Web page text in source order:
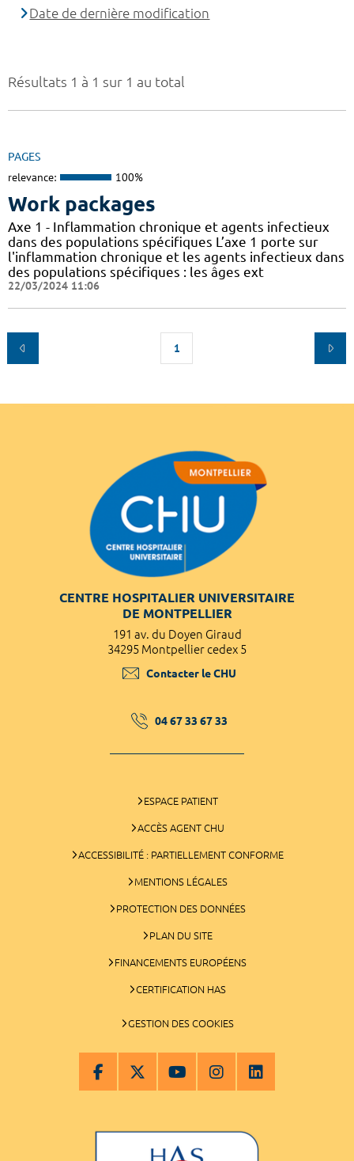
Résultats 1 à 1 sur 1 au total
PAGES
relevance: 100%
Work packages
Axe 1 - Inflammation chronique et agents infectieux
dans des populations spécifiques L’axe 1 porte sur
l'inflammation chronique et les agents infectieux dans
des populations spécifiques : les âges ext
22/03/2024 11:06
1
Date de dernière modification
CENTRE HOSPITALIER UNIVERSITAIRE
DE MONTPELLIER
191 av. du Doyen Giraud
34295 Montpellier cedex 5
Contacter le CHU
04 67 33 67 33
ESPACE PATIENT
ACCÈS AGENT CHU
ACCESSIBILITÉ : PARTIELLEMENT CONFORME
MENTIONS LÉGALES
PROTECTION DES DONNÉES
PLAN DU SITE
FINANCEMENTS EUROPÉENS
CERTIFICATION HAS
GESTION DES COOKIES